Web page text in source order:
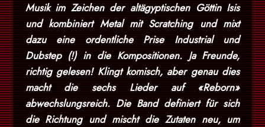
Musik im Zeichen der altägyptischen Göttin Isis
und kombiniert Metal mit Scratching und mixt
dazu eine ordentliche Prise Industrial und
Dubstep (!) in die Kompositionen. Ja Freunde,
richtig gelesen! Klingt komisch, aber genau dies
macht die sechs Lieder auf «Reborn»
abwechslungsreich. Die Band definiert für sich
die Richtung und mischt die Zutaten neu, um